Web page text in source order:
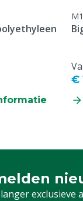
€
exclusieve
in voor onze